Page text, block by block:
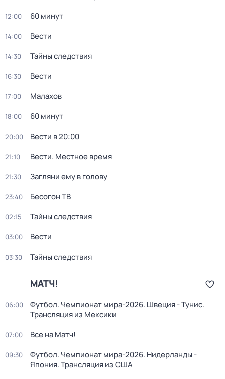
12:00 60 минут
14:00 Вести
14:30 Тайны следствия
16:30 Вести
17:00 Малахов
18:00 60 минут
20:00 Вести в 20:00
21:10 Вести. Местное время
21:30 Загляни ему в голову
23:40 Бесогон ТВ
02:15 Тайны следствия
03:00 Вести
03:30 Тайны следствия
МАТЧ!
06:00
Футбол. Чемпионат мира-2026. Швеция - Тунис.
Трансляция из Мексики
07:00 Все на Матч!
09:30
Футбол. Чемпионат мира-2026. Нидерланды -
Япония. Трансляция из США